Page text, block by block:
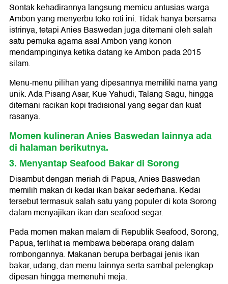
Sontak kehadirannya langsung memicu antusias warga
Ambon yang menyerbu toko roti ini. Tidak hanya bersama
istrinya, tetapi Anies Baswedan juga ditemani oleh salah
satu pemuka agama asal Ambon yang konon
mendampinginya ketika datang ke Ambon pada 2015
silam.
Menu-menu pilihan yang dipesannya memiliki nama yang
unik. Ada Pisang Asar, Kue Yahudi, Talang Sagu, hingga
ditemani racikan kopi tradisional yang segar dan kuat
rasanya.
Momen kulineran Anies Baswedan lainnya ada
di halaman berikutnya.
3. Menyantap Seafood Bakar di Sorong
Disambut dengan meriah di Papua, Anies Baswedan
memilih makan di kedai ikan bakar sederhana. Kedai
tersebut termasuk salah satu yang populer di kota Sorong
dalam menyajikan ikan dan seafood segar.
Pada momen makan malam di Republik Seafood, Sorong,
Papua, terlihat ia membawa beberapa orang dalam
rombongannya. Makanan berupa berbagai jenis ikan
bakar, udang, dan menu lainnya serta sambal pelengkap
dipesan hingga memenuhi meja.